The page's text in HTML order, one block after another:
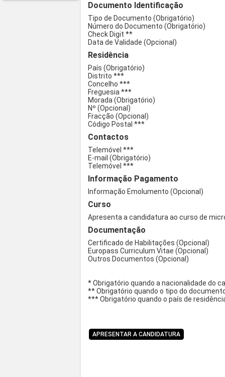
Documento Identificação
Tipo de Documento (Obrigatório)
Número do Documento (Obrigatório)
Check Digit **
Data de Validade (Opcional)
Residência
País (Obrigatório)
Distrito ***
Concelho ***
Freguesia ***
Morada (Obrigatório)
Nº (Opcional)
Fracção (Opcional)
Código Postal ***
Contactos
Telemóvel ***
E-mail (Obrigatório)
Telemóvel ***
Informação Pagamento
Informação Emolumento (Opcional)
Curso
Apresenta a candidatura ao curso de
Documentação
Certificado de Habilitações (Opcional)
Europass Curriculum Vitae (Opcional)
Outros Documentos (Opcional)
* Obrigatório quando a nacionalidade do
** Obrigatório quando o tipo do
*** Obrigatório quando o país de